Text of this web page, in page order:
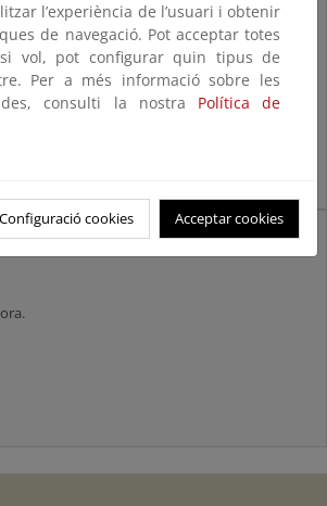
l’experiència de l’usuari i obtenir
de navegació. Pot acceptar totes
vol, pot configurar quin tipus de
Per a més informació sobre les
consulti la nostra Política de
Configuració cookies Acceptar cookies